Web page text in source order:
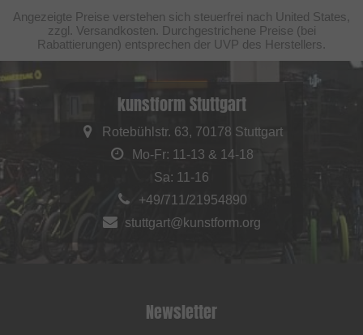
Angezeigte Preise verstehen sich steuerfrei nach United States,
zzgl. Versandkosten. Durchgestrichene Preise (bei
Rabattierungen) entsprechen der UVP des Herstellers.
kunstform Stuttgart
Rotebühlstr. 63, 70178 Stuttgart
Mo-Fr: 11-13 & 14-18
Sa: 11-16
+49/711/21954890
stuttgart@kunstform.org
Newsletter